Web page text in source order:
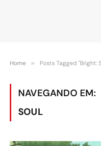
Home » Posts Tagged "Bright:
NAVEGANDO EM:
SOUL